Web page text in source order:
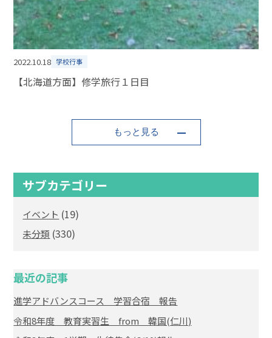
2022.10.18 学校行事
【北海道方面】修学旅行１日目
もっと見る
サブカテゴリー
イベント (19)
未分類 (330)
最近の記事
進学アドバンスコース 学習合宿 報告
令和8年度 教育実習生 from 韓国(仁川)